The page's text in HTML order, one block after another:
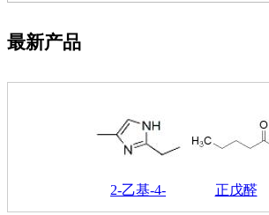
铌
脲
宁
最新产品
2-乙基-4- 正戊醛